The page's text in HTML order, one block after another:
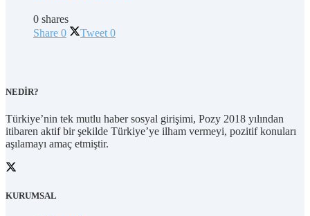
0 shares
Share 0 Tweet 0
NEDİR?
Türkiye’nin tek mutlu haber sosyal girişimi, Pozy 2018 yılından
itibaren aktif bir şekilde Türkiye’ye ilham vermeyi, pozitif konuları
aşılamayı amaç etmiştir.
KURUMSAL